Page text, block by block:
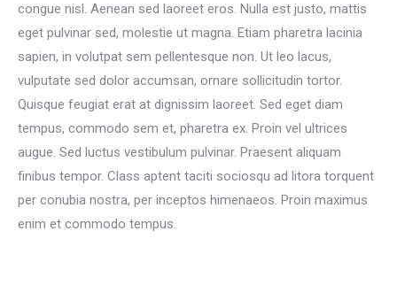
congue nisl. Aenean sed laoreet eros. Nulla est justo, mattis
eget pulvinar sed, molestie ut magna. Etiam pharetra lacinia
sapien, in volutpat sem pellentesque non. Ut leo lacus,
vulputate sed dolor accumsan, ornare sollicitudin tortor.
Quisque feugiat erat at dignissim laoreet. Sed eget diam
tempus, commodo sem et, pharetra ex. Proin vel ultrices
augue. Sed luctus vestibulum pulvinar. Praesent aliquam
finibus tempor. Class aptent taciti sociosqu ad litora torquent
per conubia nostra, per inceptos himenaeos. Proin maximus
enim et commodo tempus.